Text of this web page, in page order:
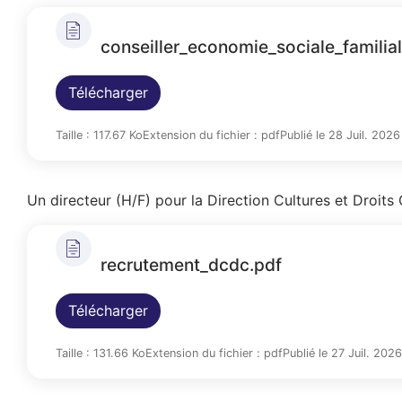
Télécharger
Taille : 117.67 KoExtension du fichier : pdfPublié le 28 Juil. 2026
Un directeur (H/F) pour la Direction Cultures et Droits
recrutement_dcdc.pdf
Télécharger
Taille : 131.66 KoExtension du fichier : pdfPublié le 27 Juil. 2026